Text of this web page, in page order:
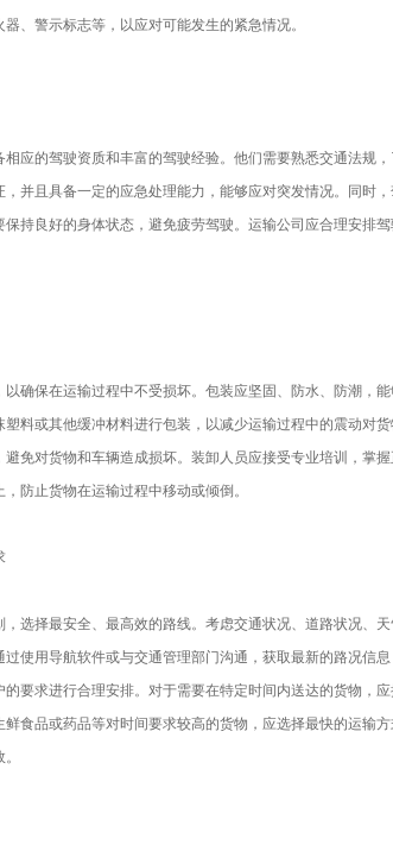
、警示标志等，以应对可能发生的紧急情况。
的驾驶资质和丰富的驾驶经验。他们需要熟悉交通法规，
并且具备一定的应急处理能力，能够应对突发情况。同时
持良好的身体状态，避免疲劳驾驶。运输公司应合理安排
保在运输过程中不受损坏。包装应坚固、防水、防潮，能
料或其他缓冲材料进行包装，以减少运输过程中的震动对
免对货物和车辆造成损坏。装卸人员应接受专业培训，掌
防止货物在运输过程中移动或倾倒。
择最安全、最高效的路线。考虑交通状况、道路状况、天
使用导航软件或与交通管理部门沟通，获取最新的路况信
要求进行合理安排。对于需要在特定时间内送达的货物，
食品或药品等对时间要求较高的货物，应选择最快的运输方